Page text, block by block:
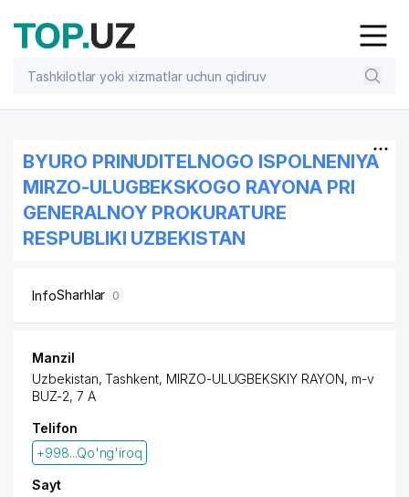
BYURO PRINUDITELNOGO ISPOLNENIYA
MIRZO-ULUGBEKSKOGO RAYONA PRI
GENERALNOY PROKURATURE
RESPUBLIKI UZBEKISTAN
InfoSharhlar 0
Manzil
Uzbekistan, Tashkent, MIRZO-ULUGBEKSKIY RAYON, m-v
BUZ-2, 7 A
Telifon
+998...Qo'ng'iroq
Sayt